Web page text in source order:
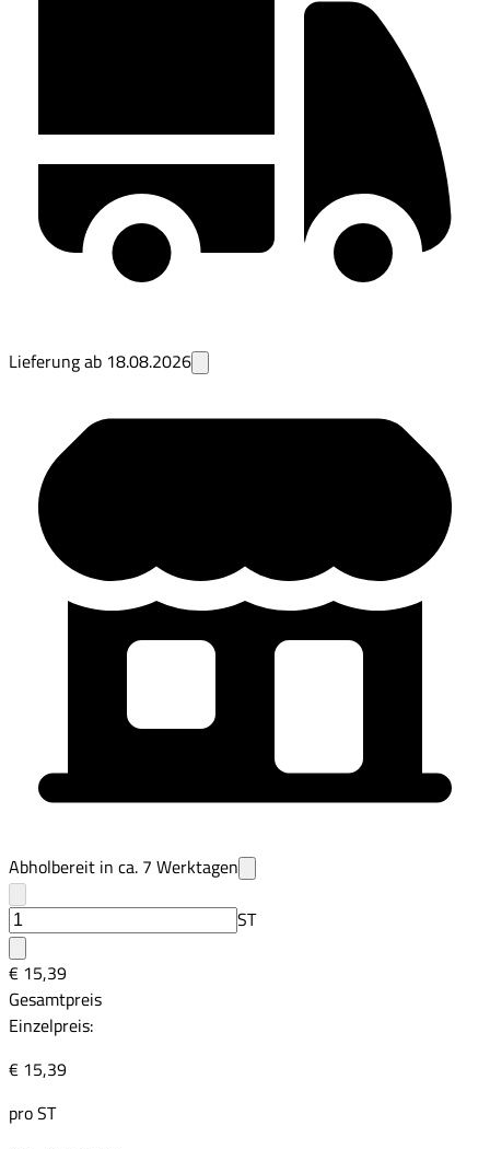
Lieferung ab 18.08.2026
Abholbereit in ca. 7 Werktagen
ST
€ 15,39
Gesamtpreis
Einzelpreis:
€ 15,39
proST